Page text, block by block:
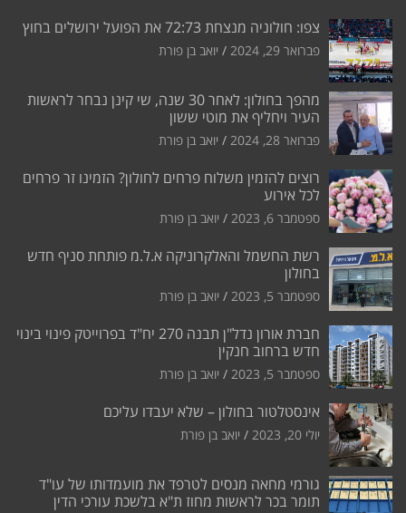
צפו: חולוניה מנצחת 72:73 את הפועל ירושלים בחוץ
פברואר 29, 2024 יואב בן פורת
מהפך בחולון: לאחר 30 שנה, שי קינן נבחר לראשות
העיר ויחליף את מוטי ששון
פברואר 28, 2024 יואב בן פורת
רוצים להזמין משלוח פרחים לחולון? הזמינו זר פרחים
לכל אירוע
ספטמבר 6, 2023 יואב בן פורת
רשת החשמל והאלקרוניקה א.ל.מ פותחת סניף חדש
בחולון
ספטמבר 5, 2023 יואב בן פורת
חברת אורון נדל"ן תבנה 270 יח"ד בפרוייטק פינוי בינוי
חדש ברחוב חנקין
ספטמבר 5, 2023 יואב בן פורת
אינסטלטור בחולון – שלא יעבדו עליכם
יולי 20, 2023 יואב בן פורת
גורמי מחאה מנסים לטרפד את מועמדותו של עו"ד
תומר בכר לראשות מחוז ת"א בלשכת עורכי הדין